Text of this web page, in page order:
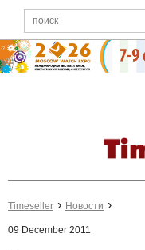
Timeseller Новости
09 December 2011